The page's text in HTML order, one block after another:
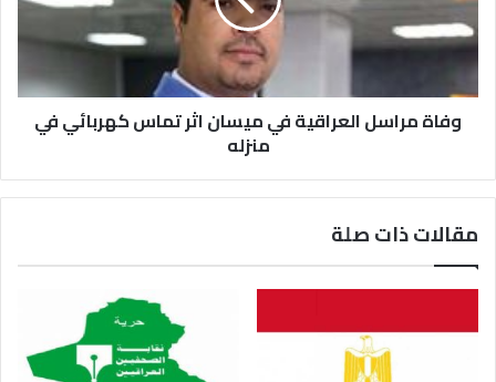
وفاة مراسل العراقية في ميسان اثر تماس كهربائي في
منزله
مقالات ذات صلة